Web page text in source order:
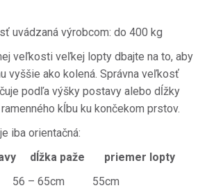
uvádzaná výrobcom: do 400 kg
veľkosti veľkej lopty dbajte na to, aby
vyššie ako kolená. Správna veľkosť
podľa výšky postavy alebo dĺžky
kĺbu ku končekom prstov.
iba orientačná:
dĺžka paže
priemer lopty
56 – 65cm 55cm